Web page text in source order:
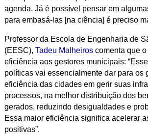
agenda. Já é possível pensar em
para embasá-las [na ciência] é preciso
Professor da Escola de Engenharia de
(EESC), Tadeu Malheiroscomenta que o
eficiência aos gestores municipais:
políticas vai essencialmente dar para os
eficiência das cidades em gerir suas
processos, na melhor distribuição dos
gerados, reduzindo desigualdades e
Essa maior eficiência significa acelerar
positivas”.